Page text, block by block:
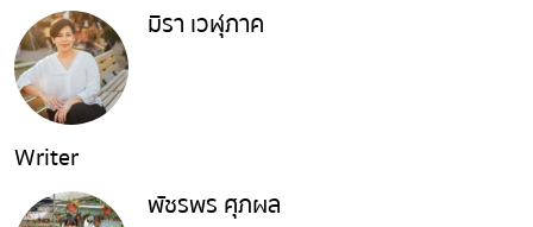
มิรา เวฬุภาค
Writer
พัชรพร ศุภผล